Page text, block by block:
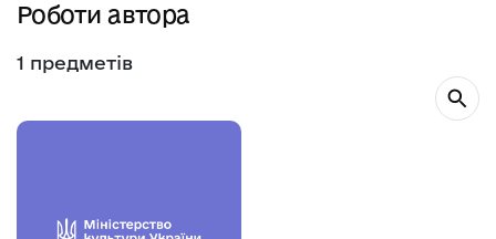
Роботи автора
1 предметів